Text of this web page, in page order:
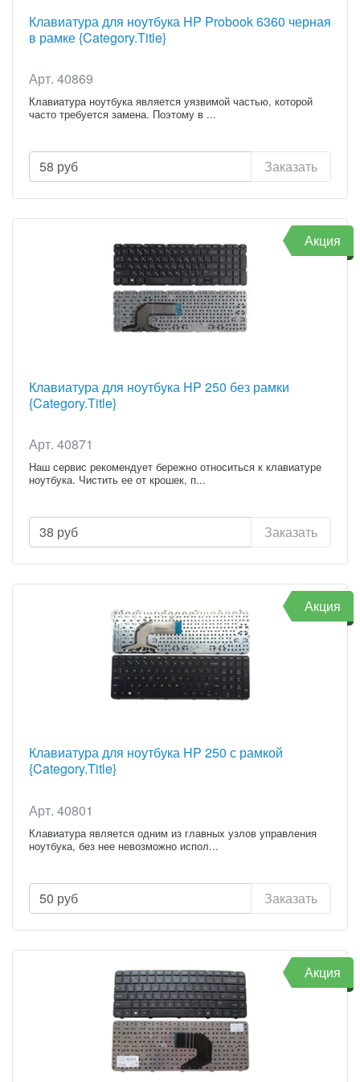
Клавиатура для ноутбука HP Probook 6360 черная
в рамке {Category.Title}
Арт. 40869
Клавиатура ноутбука является уязвимой частью, которой
часто требуется замена. Поэтому в ...
58 руб Заказать
Клавиатура для ноутбука HP 250 без рамки
{Category.Title}
Арт. 40871
Наш сервис рекомендует бережно относиться к клавиатуре
ноутбука. Чистить ее от крошек, п...
38 руб Заказать
Акция
Клавиатура для ноутбука HP 250 с рамкой
{Category.Title}
Арт. 40801
Клавиатура является одним из главных узлов управления
ноутбука, без нее невозможно испол...
50 руб Заказать
Акция
Акция